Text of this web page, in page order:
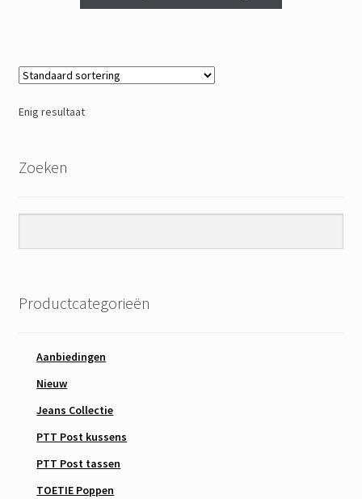
Enig resultaat
Zoeken
Productcategorieën
Aanbiedingen
Nieuw
Jeans Collectie
PTT Post kussens
PTT Post tassen
TOETIE Poppen